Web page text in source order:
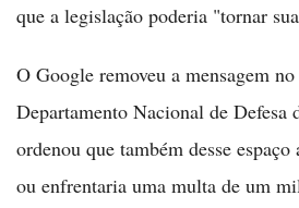
que a legislação poderia "tornar
O Google removeu a mensagem
Departamento Nacional de Defesa
ordenou que também desse
ou enfrentaria uma multa de um